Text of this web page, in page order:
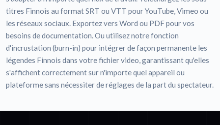
titres Finnois au format SRT ou VTT pour YouTube, Vimeo ou
les réseaux sociaux. Exportez vers Word ou PDF pour vos
besoins de documentation. Ou utilisez notre fonction
d'incrustation (burn-in) pour intégrer de façon permanente les
légendes Finnois dans votre fichier video, garantissant qu'elles
s'affichent correctement sur n'importe quel appareil ou
plateforme sans nécessiter de réglages de la part du spectateur.